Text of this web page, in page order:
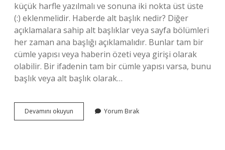
küçük harfle yazılmalı ve sonuna iki nokta üst üste
(:) eklenmelidir. Haberde alt başlık nedir? Diğer
açıklamalara sahip alt başlıklar veya sayfa bölümleri
her zaman ana başlığı açıklamalıdır. Bunlar tam bir
cümle yapısı veya haberin özeti veya girişi olarak
olabilir. Bir ifadenin tam bir cümle yapısı varsa, bunu
başlık veya alt başlık olarak…
Devamını okuyun
Başlık
Yorum Bırak